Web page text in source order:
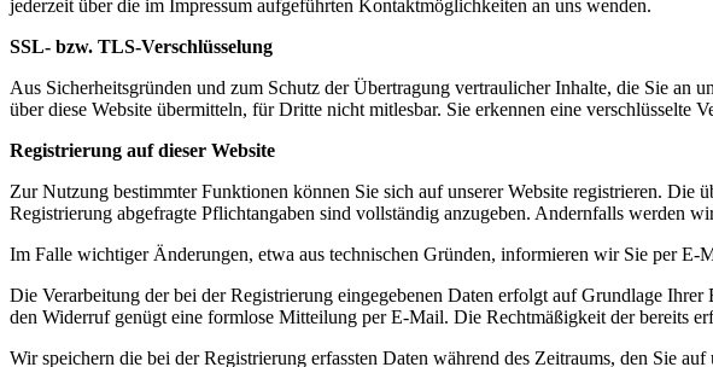
jederzeit über die im Impressum aufgeführten Kontaktmöglichkeiten an uns wenden.
SSL- bzw. TLS-Verschlüsselung
Aus Sicherheitsgründen und zum Schutz der Übertragung vertraulicher Inhalte, die Sie an
über diese Website übermitteln, für Dritte nicht mitlesbar. Sie erkennen eine
Registrierung auf dieser Website
Zur Nutzung bestimmter Funktionen können Sie sich auf unserer Website registrieren.
Registrierung abgefragte Pflichtangaben sind vollständig anzugeben. Andernfalls werden
Im Falle wichtiger Änderungen, etwa aus technischen Gründen, informieren wir Sie per
Die Verarbeitung der bei der Registrierung eingegebenen Daten erfolgt auf Grundlage
den Widerruf genügt eine formlose Mitteilung per E-Mail. Die Rechtmäßigkeit der bereits
Wir speichern die bei der Registrierung erfassten Daten während des Zeitraums, den Sie